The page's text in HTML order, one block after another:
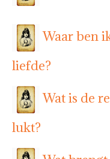
Waar ben
liefde?
Wat is de
lukt?